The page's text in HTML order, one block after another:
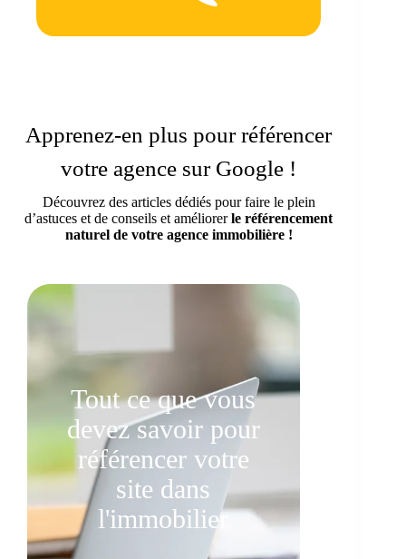
Apprenez-en plus pour référencer
votre agence sur Google !
Découvrez des articles dédiés pour faire le plein
d’astuces et de conseils et améliorerle référencement
naturel de votre agence immobilière !
Tout ce que vous
devez savoir pour
référencer votre
site dans
l'immobilier